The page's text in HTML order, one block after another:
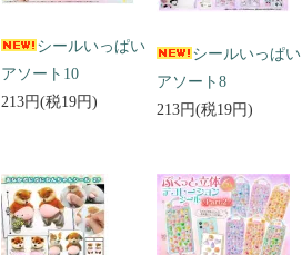
シールいっぱい
アソート10
213円(税19円)
シールいっぱい
アソート8
213円(税19円)